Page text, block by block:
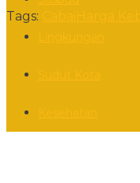
Tags: